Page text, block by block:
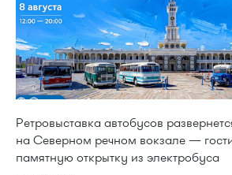
Ретровыставка автобусов
на Северном речном вокзале —
памятную открытку из электробуса